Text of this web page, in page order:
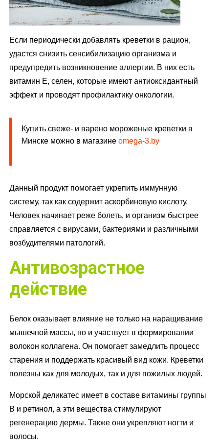
Если периодически добавлять креветки в рацион,
удастся снизить сенсибилизацию организма и
предупредить возникновение аллергии. В них есть
витамин E, селен, которые имеют антиоксидантный
эффект и проводят профилактику онкологии.
Купить свеже- и варено мороженые креветки в
Минске можно в магазинеomega-3.by
Данный продукт помогает укрепить иммунную
систему, так как содержит аскорбиновую кислоту.
Человек начинает реже болеть, и организм быстрее
справляется с вирусами, бактериями и различными
возбудителями патологий.
Антивозрастное
действие
Белок оказывает влияние не только на наращивание
мышечной массы, но и участвует в формировании
волокон коллагена. Он помогает замедлить процесс
старения и поддержать красивый вид кожи. Креветки
полезны как для молодых, так и для пожилых людей.
Морской деликатес имеет в составе витамины группы
B и ретинол, а эти вещества стимулируют
регенерацию дермы. Также они укрепляют ногти и
волосы.